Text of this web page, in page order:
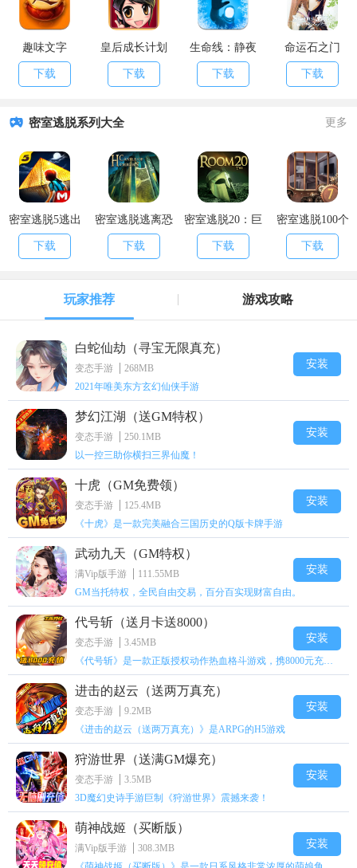
趣味文字
下载
皇后成长计划
下载
生命线：静夜
下载
命运石之门
下载
密室逃脱系列大全 更多
密室逃脱5逃出
博物馆破解版
下载
密室逃脱逃离恐
怖城堡
下载
密室逃脱20：巨
人追踪
下载
密室逃脱100个
房间7越狱解谜
逃亡
下载
玩家推荐 游戏攻略
白蛇仙劫（寻宝无限真充）
变态手游
268MB
2021年唯美东方玄幻仙侠手游
安装
梦幻江湖（送GM特权）
变态手游
250.1MB
以一控三助你横扫三界仙魔！
安装
十虎（GM免费领）
变态手游
125.4MB
《十虎》是一款完美融合三国历史的Q版卡牌手游
安装
武动九天（GM特权）
满Vip版手游
111.55MB
GM当托特权，全民自由交易，百分百实现财富自由。
安装
代号斩（送月卡送8000）
变态手游
3.45MB
安装
进击的赵云（送两万真充）
变态手游
9.2MB
《进击的赵云（送两万真充）》是ARPG的H5游戏
安装
狩游世界（送满GM爆充）
变态手游
3.5MB
3D魔幻史诗手游巨制《狩游世界》震撼来袭！
安装
萌神战姬（买断版）
满Vip版手游
308.3MB
安装